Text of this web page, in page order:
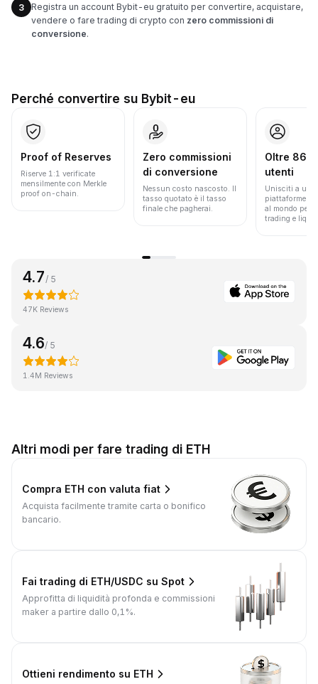
3
Registra un account Bybit-eu gratuito per convertire, acquistare,
vendere o fare trading di crypto con zero commissioni di
conversione.
Perché convertire su Bybit-eu
Proof of Reserves
Riserve 1:1 verificate
mensilmente con Merkle
proof on-chain.
Zero commissioni
di conversione
Nessun costo nascosto. Il
tasso quotato è il tasso
finale che pagherai.
Oltre 86
utenti
Unisciti a una
piattaforme
al mondo per
trading e
4.7 / 5
47K Reviews
4.6/ 5
1.4M Reviews
Altri modi per fare trading di ETH
Compra ETH con valuta fiat
Acquista facilmente tramite carta o bonifico
bancario.
Fai trading di ETH/USDC su Spot
Approfitta di liquidità profonda e commissioni
maker a partire dallo 0,1%.
Ottieni rendimento su ETH